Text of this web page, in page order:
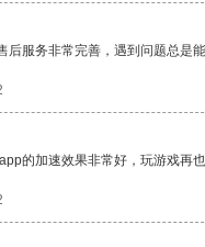
后服务非常完善，遇到问题总是
的加速效果非常好，玩游戏再